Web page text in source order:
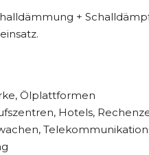
+
Ölplattformen
Hotels,